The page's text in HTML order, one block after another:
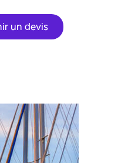
un devis